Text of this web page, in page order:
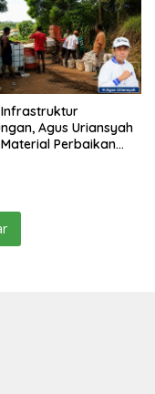
Infrastruktur
Agus Uriansyah
Perbaikan